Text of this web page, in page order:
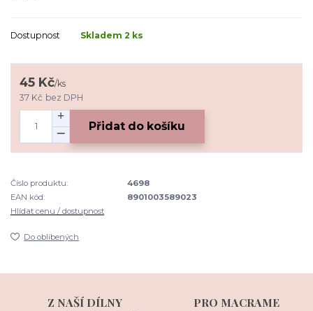
Dostupnost Skladem 2 ks
45 Kč/ks
37 Kč bez DPH
Přidat do košíku
Číslo produktu:
4698
EAN kód:
8901003589023
Hlídat cenu / dostupnost
Do oblíbených
Z NAŠÍ DÍLNY PRO MACRAME